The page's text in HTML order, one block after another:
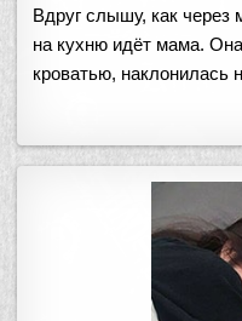
Вдруг слышу, как через
на кухню идёт мама.
кроватью,